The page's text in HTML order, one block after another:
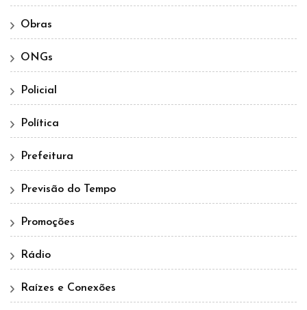
Obras
ONGs
Policial
Política
Prefeitura
Previsão do Tempo
Promoções
Rádio
Raízes e Conexões